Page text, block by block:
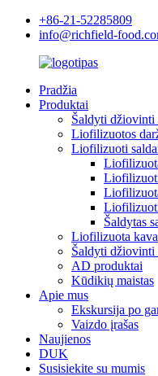
+86-21-52285809
info@richfield-
Pradžia
Produktai
Šaldyti džiovinti
Liofilizuotos
Liofilizuoti
Šaldytas
Liofilizuota kava
Šaldyti džiovinti
AD produktai
Kūdikių maistas
Apie mus
Ekskursija po
Vaizdo įrašas
Naujienos
DUK
Susisiekite su mumis